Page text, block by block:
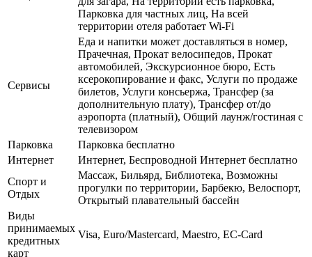
Парковка для частных лиц, На всей
территории отеля работает Wi-Fi
Сервисы
Еда и напитки может доставляться в номер,
Прачечная, Прокат велосипедов, Прокат
автомобилей, Экскурсионное бюро, Есть
ксерокопирование и факс, Услуги по продаже
билетов, Услуги консьержа, Трансфер (за
дополнительную плату), Трансфер от/до
аэропорта (платный), Общий лаунж/гостиная с
телевизором
Парковка
Парковка бесплатно
Интернет
Интернет, Беспроводной Интернет бесплатно
Спорт и
Отдых
Массаж, Бильярд, Библиотека, Возможны
прогулки по территории, Барбекю, Велоспорт,
Открытый плавательный бассейн
Виды
принимаемых
кредитных
карт
Visa, Euro/Mastercard, Maestro, EC-Card